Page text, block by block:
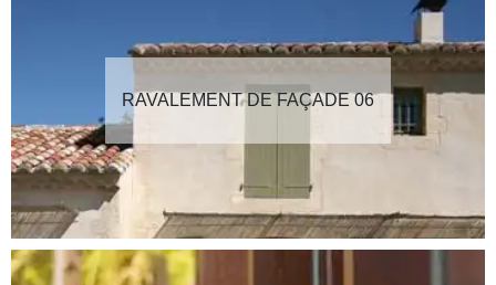
RAVALEMENT DE FAÇADE 06